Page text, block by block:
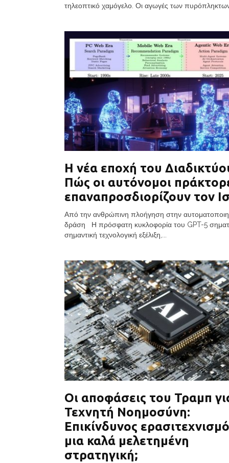
τηλεοπτικό χαμόγελο. Οι αγωγές των πυρόπληκτων
Η νέα εποχή του
Πώς οι αυτόνομοι
επαναπροσδιορίζουν τον
Από την ανθρώπινη πλοήγηση στην
δράση Η πρόσφατη κυκλοφορία του GPT-5
σημαντική τεχνολογική εξέλιξη,...
Οι αποφάσεις του Τραμπ
Τεχνητή Νοημοσύνη:
Επικίνδυνος
μια καλά μελετημένη
στρατηγική;